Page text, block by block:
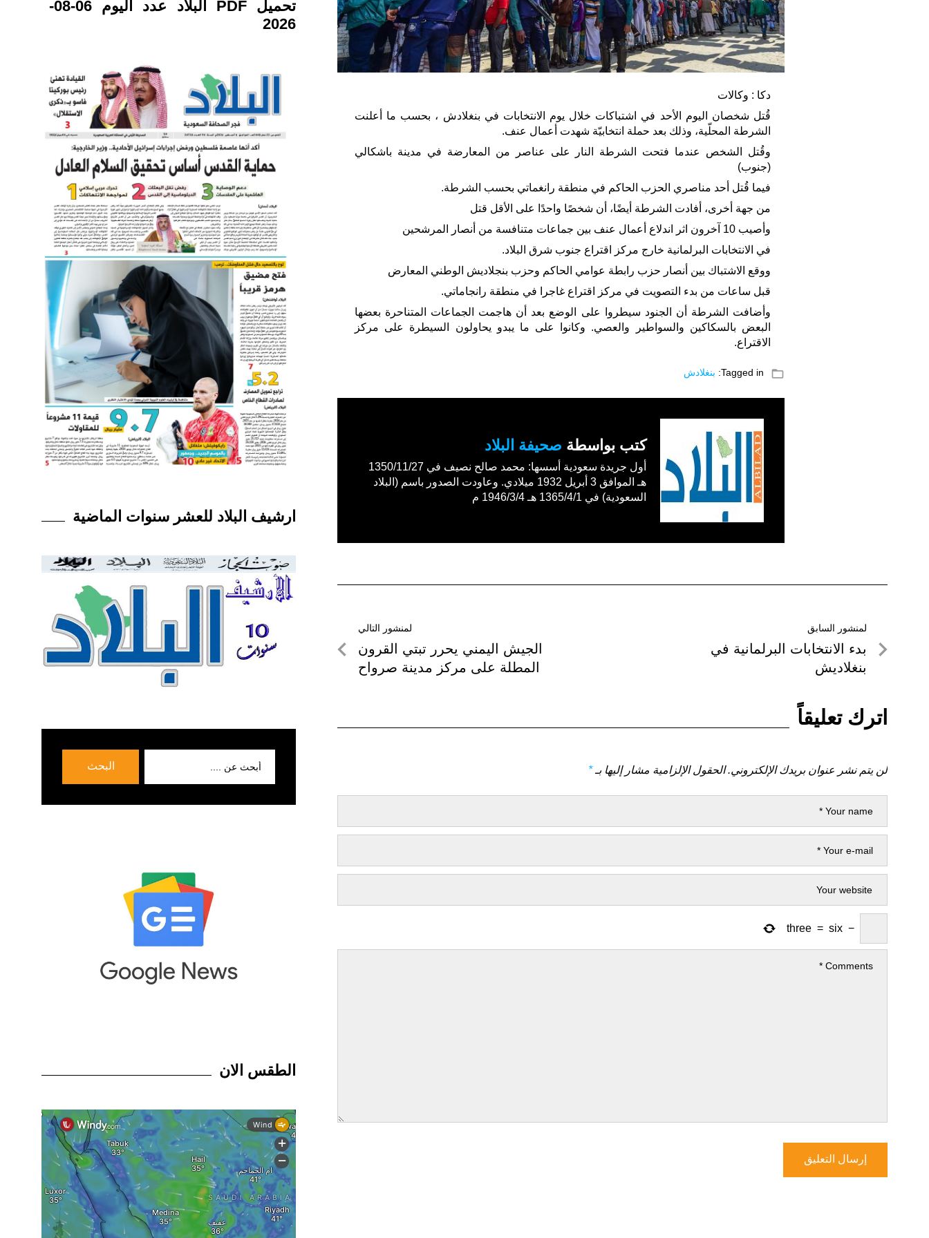
دكا : وكالات
قُتل شخصان اليوم الأحد في اشتباكات خلال يوم الانتخابات في بنغلادش ، بحسب ما أعلنت
الشرطة المحلّية، وذلك بعد حملة انتخابيّة شهدت أعمال عنف.
وقُتل الشخص عندما فتحت الشرطة النار على عناصر من المعارضة في مدينة باشكالي
(جنوب)
فيما قُتل أحد مناصري الحزب الحاكم في منطقة رانغماتي بحسب الشرطة.
من جهة أخرى، أفادت الشرطة أيضًا، أن شخصًا واحدًا على الأقل قتل
وأصيب 10 آخرون اثر اندلاع أعمال عنف بين جماعات متنافسة من أنصار المرشحين
في الانتخابات البرلمانية خارج مركز اقتراع جنوب شرق البلاد.
ووقع الاشتباك بين أنصار حزب رابطة عوامي الحاكم وحزب بنجلاديش الوطني المعارض
قبل ساعات من بدء التصويت في مركز اقتراع غاجرا في منطقة رانجاماتي.
وأضافت الشرطة أن الجنود سيطروا على الوضع بعد أن هاجمت الجماعات المتناحرة بعضها
البعض بالسكاكين والسواطير والعصي. وكانوا على ما يبدو يحاولون السيطرة على مركز
الاقتراع.
folder_open
Tagged in: بنغلادش
كتب بواسطة صحيفة البلاد
أول جريدة سعودية أسسها: محمد صالح نصيف في 1350/11/27
هـ الموافق 3 أبريل 1932 ميلادي. وعاودت الصدور باسم (البلاد
السعودية) في 1365/4/1 هـ 1946/3/4 م
تصفّح
المقالات
لمنشور السابق
لمنشور
السابق
بدء الانتخابات البرلمانية في
بنغلاديش
لمنشور التالي
لمنشور
التالي
الجيش اليمني يحرر تبتي القرون
المطلة على مركز مدينة صرواح
اترك تعليقاً
لن يتم نشر عنوان بريدك الإلكتروني. الحقول الإلزامية مشار إليها بـ*
−
six
=
three
تحميل PDF البلاد عدد اليوم 06-08-
2026
ارشيف البلاد للعشر سنوات الماضية
البحث
الطقس الان